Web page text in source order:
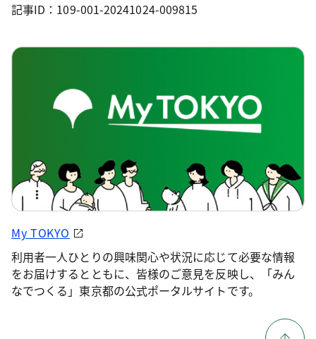
記事ID：109-001-20241024-009815
My TOKYO
利用者一人ひとりの興味関心や状況に応じて必要な情報
をお届けするとともに、皆様のご意見を反映し、「みん
なでつくる」東京都の公式ポータルサイトです。